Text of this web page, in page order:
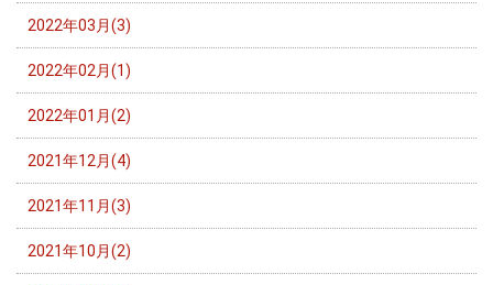
2022年03月(3)
2022年02月(1)
2022年01月(2)
2021年12月(4)
2021年11月(3)
2021年10月(2)